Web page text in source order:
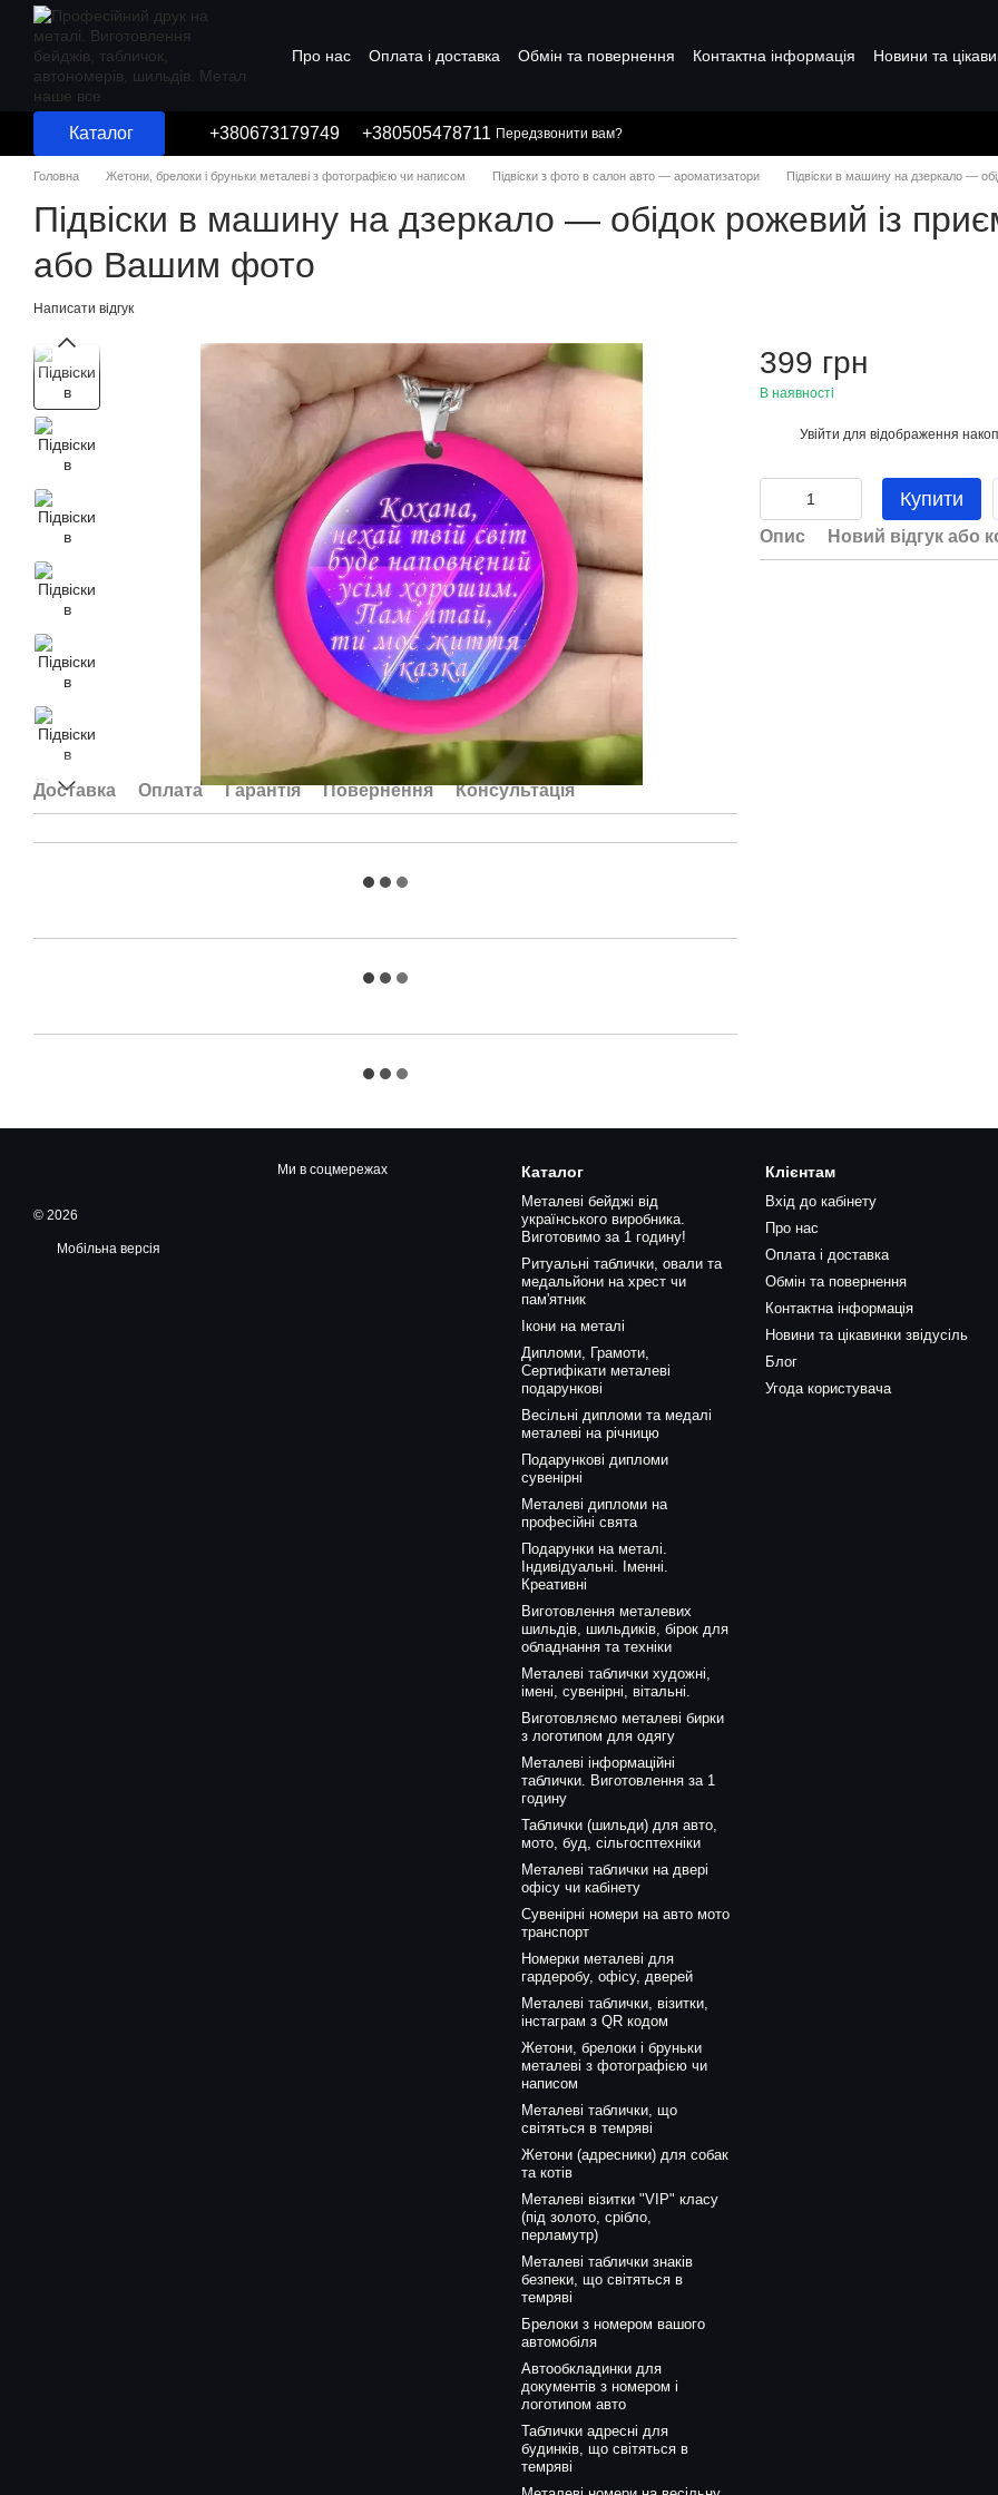
Перейти до основного контенту
Про нас Оплата і доставка Обмін та повернення Контактна інформація Новини та
Каталог +380673179749 +380505478711 Передзвонити вам?
Головна Жетони, брелоки і бруньки металеві з фотографією чи написом Підвіски з фото в салон авто — ароматизатори Підвіски в машину на дзеркало —
Підвіски в машину на дзеркало — обідок рожевий із
або Вашим фото
Написати відгук
Доставка Оплата Гарантія Повернення Консультація
399 грн
В наявності
Увійти для відображення
Купити
Опис Новий відгук або
© 2026
Мобільна версія
Ми в соцмережах Каталог
Металеві бейджі від
українського виробника.
Виготовимо за 1 годину!
Ритуальні таблички, овали та
медальйони на хрест чи
пам'ятник
Ікони на металі
Дипломи, Грамоти,
Сертифікати металеві
подарункові
Весільні дипломи та медалі
металеві на річницю
Подарункові дипломи
сувенірні
Металеві дипломи на
професійні свята
Подарунки на металі.
Індивідуальні. Іменні.
Креативні
Виготовлення металевих
шильдів, шильдиків, бірок для
обладнання та техніки
Металеві таблички художні,
імені, сувенірні, вітальні.
Виготовляємо металеві бирки
з логотипом для одягу
Металеві інформаційні
таблички. Виготовлення за 1
годину
Таблички (шильди) для авто,
мото, буд, сільгосптехніки
Металеві таблички на двері
офісу чи кабінету
Сувенірні номери на авто мото
транспорт
Номерки металеві для
гардеробу, офісу, дверей
Металеві таблички, візитки,
інстаграм з QR кодом
Жетони, брелоки і бруньки
металеві з фотографією чи
написом
Металеві таблички, що
світяться в темряві
Жетони (адресники) для собак
та котів
Металеві візитки "VIP" класу
(під золото, срібло,
перламутр)
Металеві таблички знаків
безпеки, що світяться в
темряві
Брелоки з номером вашого
автомобіля
Автообкладинки для
документів з номером і
логотипом авто
Таблички адресні для
будинків, що світяться в
темряві
Клієнтам
Вхід до кабінету
Про нас
Оплата і доставка
Обмін та повернення
Контактна інформація
Новини та цікавинки звідусіль
Блог
Угода користувача